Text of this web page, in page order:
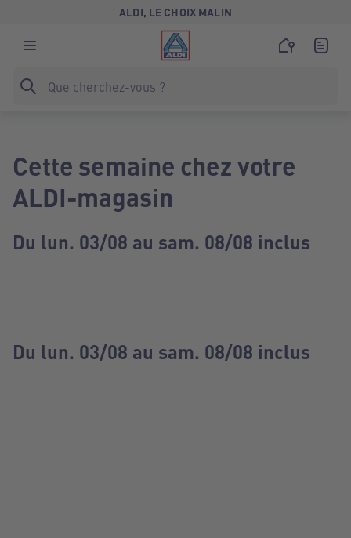
ALDI, LE CHOIX MALIN
Cette semaine chez votre
ALDI-magasin
Du lun. 03/08 au sam. 08/08 inclus
Du lun. 03/08 au sam. 08/08 inclus